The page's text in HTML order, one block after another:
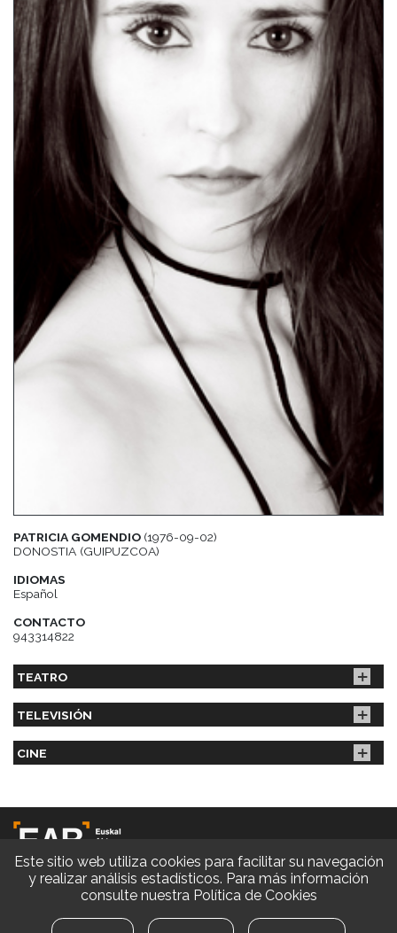
PATRICIA GOMENDIO (1976-09-02)
DONOSTIA (GUIPUZCOA)
IDIOMAS
Español
CONTACTO
943314822
TEATRO
TELEVISIÓN
CINE
Aviso legal
Política de privacidad
Este sitio web utiliza cookies para facilitar su navegación
y realizar análisis estadísticos. Para más información
consulte nuestra Política de Cookies